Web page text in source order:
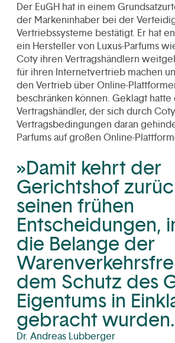
Der EuGH hat in einem
der Markeninhaber bei der
Vertriebssysteme bestätigt. Er hat
ein Hersteller von Luxus-Parfums
Coty ihren Vertragshändlern
für ihren Internetvertrieb machen
den Vertrieb über Online-
beschränken können. Geklagt hatte
Vertragshändler, der sich durch
Vertragsbedingungen daran
Parfums auf großen Online-
»Damit kehrt der
Gerichtshof
seinen frühen
Entscheidungen,
die Belange der
dem Schutz des
Eigentums in
gebracht
Dr. Andreas Lubberger